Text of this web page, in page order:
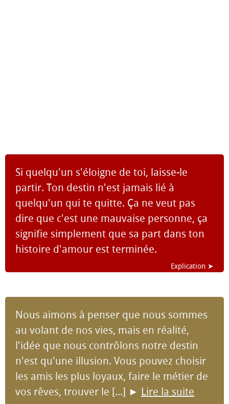
Si quelqu'un s'éloigne de toi, laisse-le
partir. Ton destin n'est jamais lié à
quelqu'un qui te quitte. Ça ne veut pas
dire que c'est une mauvaise personne, ça
signifie simplement que sa part dans ton
histoire d'amour est terminée.
Explication ➤
Nous aimons à penser que nous sommes
au volant de nos vies, mais en réalité,
l'idée que nous contrôlons notre destin
n'est qu'une illusion. Vous pouvez choisir
les amis les plus loyaux, faire le métier de
vos rêves, trouver le [...] ► Lire la suite